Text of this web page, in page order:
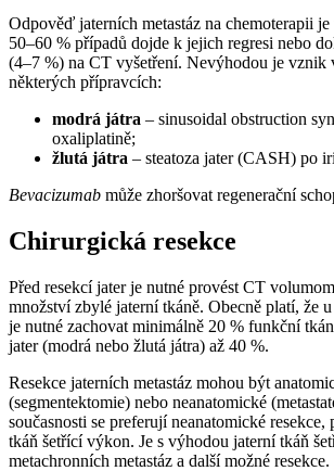
Odpověď jaterních metastáz na chemoterapii
50–60 % případů dojde k jejich regresi nebo
(4–7 %) na CT vyšetření. Nevýhodou je vznik
některých přípravcích:
modrá játra – sinusoidal obstruction
oxaliplatině;
žlutá játra – steatoza jater (CASH) po
Bevacizumab může zhoršovat regenerační
Chirurgická resekce
Před resekcí jater je nutné provést CT
množství zbylé jaterní tkáně. Obecně platí, že
je nutné zachovat minimálně 20 % funkční
jater (modrá nebo žlutá játra) až 40 %.
Resekce jaterních metastáz mohou být
(segmentektomie) nebo neanatomické
současnosti se preferují neanatomické resekce,
tkáň šetřící výkon. Je s výhodou jaterní tkáň
metachronních metastáz a další možné resekce.